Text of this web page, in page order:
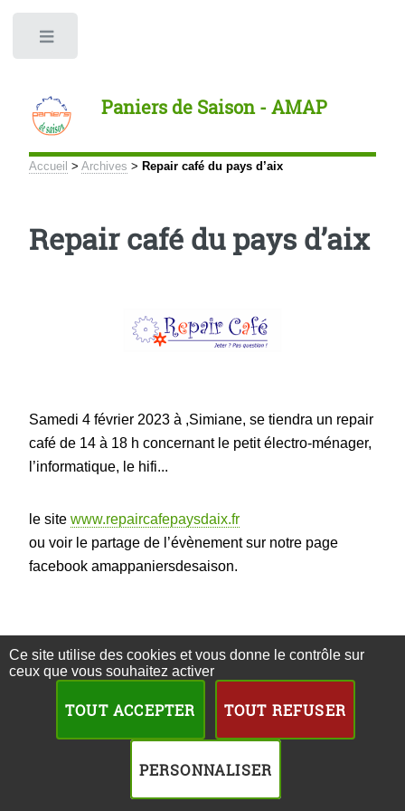
Paniers de Saison - AMAP
Accueil > Archives > Repair café du pays d’aix
Repair café du pays d’aix
Samedi 4 février 2023 à ,Simiane, se tiendra un repair
café de 14 à 18 h concernant le petit électro-ménager,
l’informatique, le hifi...
le site www.repaircafepaysdaix.fr
ou voir le partage de l’évènement sur notre page
facebook amappaniersdesaison.
Panneau de gestion des cookies
Ce site utilise des cookies et vous donne le contrôle sur
ceux que vous souhaitez activer
TOUT ACCEPTER TOUT REFUSER
PERSONNALISER